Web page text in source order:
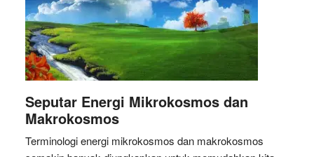
Seputar Energi Mikrokosmos dan
Makrokosmos
Terminologi energi mikrokosmos dan makrokosmos